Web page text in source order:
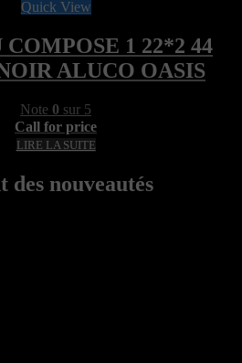
Quick View
COMPOSE 1 22*2 44
ALUCO OASIS
Note 0 sur 5
Call for price
LIRE LA SUITE
des nouveautés